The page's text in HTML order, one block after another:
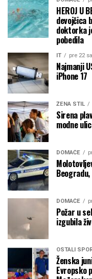
HEROJ U
devojčica
doktorka
pobedila
IT pre 22
Najmanji
iPhone 17
ŽENA STIL
Sirena
modne
DOMAĆE
DOMAĆE
Požar u
izgubila
OSTALI
Ženska
Evropsko